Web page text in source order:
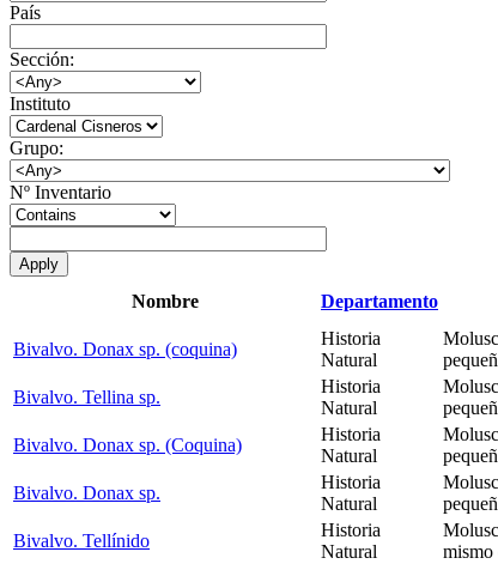
País
Sección:
Instituto
Grupo:
Nº Inventario
Nombre Departamento
Bivalvo. Donax sp. (coquina)
Historia
Natural
Bivalvo. Tellina sp.
Historia
Natural
Bivalvo. Donax sp. (Coquina)
Historia
Natural
Bivalvo. Donax sp.
Historia
Natural
Bivalvo. Tellínido
Historia
Natural
mismo